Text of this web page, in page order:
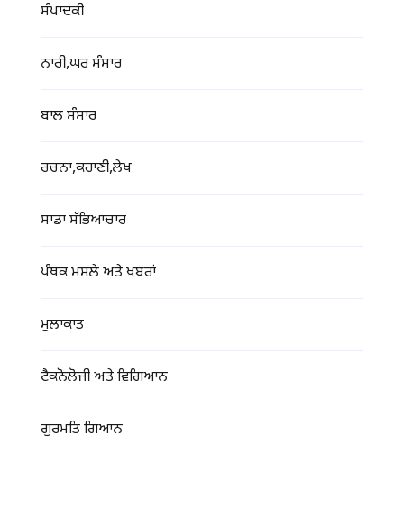
ਸੰਪਾਦਕੀ
ਨਾਰੀ,ਘਰ ਸੰਸਾਰ
ਬਾਲ ਸੰਸਾਰ
ਰਚਨਾ,ਕਹਾਣੀ,ਲੇਖ
ਸਾਡਾ ਸੱਭਿਆਚਾਰ
ਪੰਥਕ ਮਸਲੇ ਅਤੇ ਖ਼ਬਰਾਂ
ਮੁਲਾਕਾਤ
ਟੈਕਨੋਲੋਜੀ ਅਤੇ ਵਿਗਿਆਨ
ਗੁਰਮਤਿ ਗਿਆਨ